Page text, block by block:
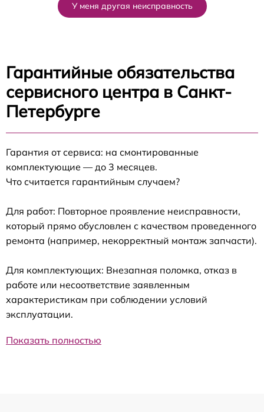
У меня другая неисправность
Гарантийные обязательства
сервисного центра в Санкт-
Петербурге
Гарантия от сервиса: на смонтированные
комплектующие — до 3 месяцев.
Что считается гарантийным случаем?
Для работ: Повторное проявление неисправности,
который прямо обусловлен с качеством проведенного
ремонта (например, некорректный монтаж запчасти).
Для комплектующих: Внезапная поломка, отказ в
работе или несоответствие заявленным
характеристикам при соблюдении условий
эксплуатации.
Показать полностью